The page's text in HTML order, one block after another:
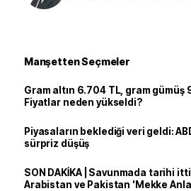
Manşetten Seçmeler
Gram altın 6.704 TL, gram gümüş
Fiyatlar neden yükseldi?
Piyasaların beklediği veri geldi:
sürpriz düşüş
SON DAKİKA | Savunmada tarihi
Arabistan ve Pakistan 'Mekke